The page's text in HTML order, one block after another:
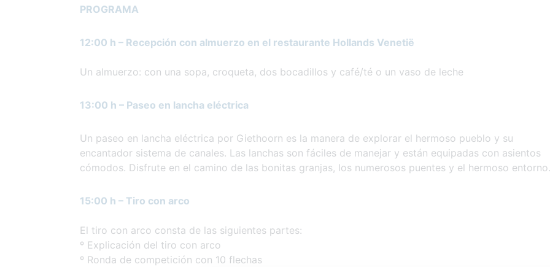
PROGRAMA
12:00 h – Recepción con almuerzo en el restaurante Hollands Venetië
Un almuerzo: con una sopa, croqueta, dos bocadillos y café/té o un vaso de leche
13:00 h – Paseo en lancha eléctrica
Un paseo en lancha eléctrica por Giethoorn es la manera de explorar el hermoso pueblo y su
encantador sistema de canales. Las lanchas son fáciles de manejar y están equipadas con asientos
cómodos. Disfrute en el camino de las bonitas granjas, los numerosos puentes y el hermoso entorno.
15:00 h – Tiro con arco
El tiro con arco consta de las siguientes partes:
º Explicación del tiro con arco
º Ronda de competición con 10 flechas